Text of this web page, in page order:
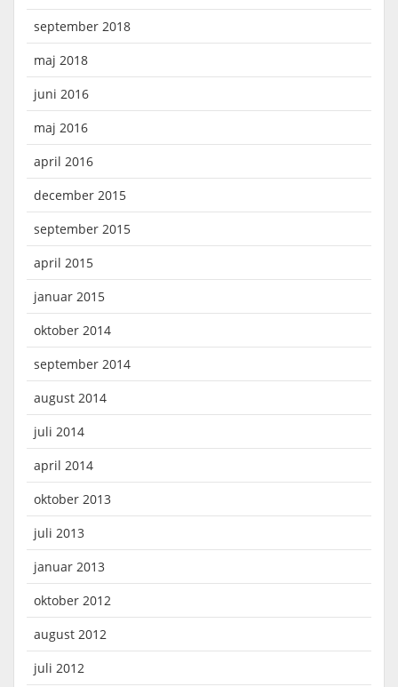
september 2018
maj 2018
juni 2016
maj 2016
april 2016
december 2015
september 2015
april 2015
januar 2015
oktober 2014
september 2014
august 2014
juli 2014
april 2014
oktober 2013
juli 2013
januar 2013
oktober 2012
august 2012
juli 2012